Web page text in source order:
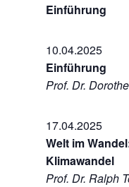
Einführung
10.04.2025
Einführung
Prof. Dr.
17.04.2025
Welt im
Klimawandel
Prof. Dr. Ralph